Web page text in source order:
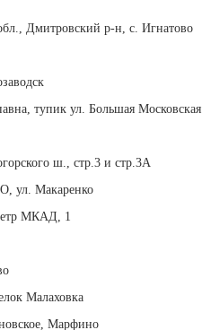
Дмитровский р-н, с. Игнатово
тупик ул. Большая Московская
ш., стр.3 и стр.3А
ул. Макаренко
МКАД, 1
Малаховка
Марфино